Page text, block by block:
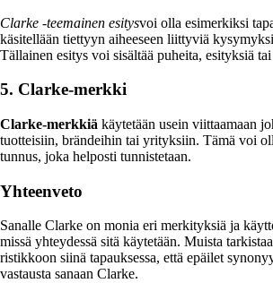
Clarke -teemainen esitysvoi olla esimerkiksi
käsitellään tiettyyn aiheeseen liittyviä
Tällainen esitys voi sisältää puheita, esityksiä
5. Clarke-merkki
Clarke-merkkiä käytetään usein viittaamaan
tuotteisiin, brändeihin tai yrityksiin. Tämä voi
tunnus, joka helposti tunnistetaan.
Yhteenveto
Sanalle Clarke on monia eri merkityksiä ja
missä yhteydessä sitä käytetään. Muista
ristikkoon siinä tapauksessa, että epäilet
vastausta sanaan Clarke.